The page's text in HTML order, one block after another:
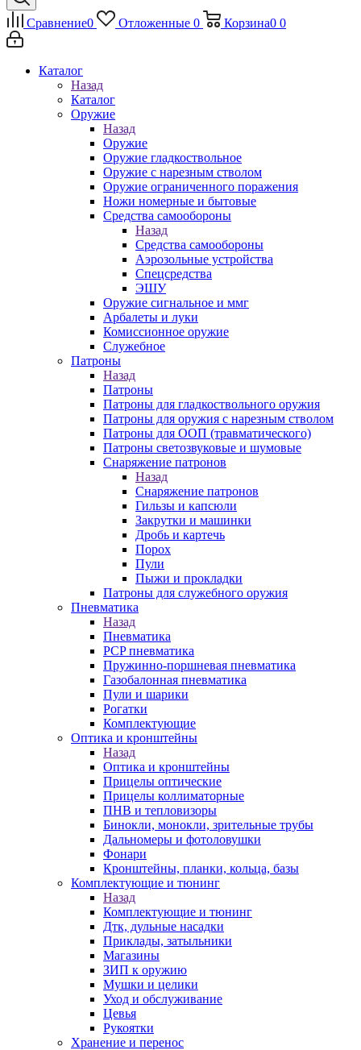
Сравнение0 Отложенные 0 Корзина0 0
Каталог
Назад
Каталог
Оружие
Назад
Оружие
Оружие гладкоствольное
Оружие с нарезным стволом
Оружие ограниченного поражения
Ножи номерные и бытовые
Средства самообороны
Назад
Средства самообороны
Аэрозольные устройства
Спецсредства
ЭШУ
Оружие сигнальное и ммг
Арбалеты и луки
Комиссионное оружие
Служебное
Патроны
Назад
Патроны
Патроны для гладкоствольного оружия
Патроны для оружия с нарезным стволом
Патроны для ООП (травматического)
Патроны светозвуковые и шумовые
Снаряжение патронов
Назад
Снаряжение патронов
Гильзы и капсюли
Закрутки и машинки
Дробь и картечь
Порох
Пули
Пыжи и прокладки
Патроны для служебного оружия
Пневматика
Назад
Пневматика
PCP пневматика
Пружинно-поршневая пневматика
Газобалонная пневматика
Пули и шарики
Рогатки
Комплектующие
Оптика и кронштейны
Назад
Оптика и кронштейны
Прицелы оптические
Прицелы коллиматорные
ПНВ и тепловизоры
Бинокли, монокли, зрительные трубы
Дальномеры и фотоловушки
Фонари
Кронштейны, планки, кольца, базы
Комплектующие и тюнинг
Назад
Комплектующие и тюнинг
Дтк, дульные насадки
Приклады, затыльники
Магазины
ЗИП к оружию
Мушки и целики
Уход и обслуживание
Цевья
Рукоятки
Хранение и перенос